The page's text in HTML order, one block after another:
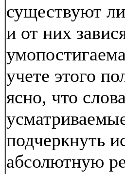
существуют
и от них
учете этого
ясно, что
подчеркнуть
абсолютную